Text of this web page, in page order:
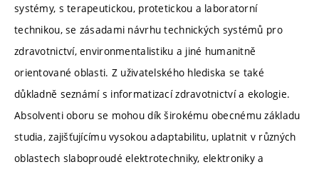
systémy, s terapeutickou, protetickou a laboratorní
technikou, se zásadami návrhu technických systémů pro
zdravotnictví, environmentalistiku a jiné humanitně
orientované oblasti. Z uživatelského hlediska se také
důkladně seznámí s informatizací zdravotnictví a ekologie.
Absolventi oboru se mohou dík širokému obecnému základu
studia, zajišťujícímu vysokou adaptabilitu, uplatnit v různých
oblastech slaboproudé elektrotechniky, elektroniky a